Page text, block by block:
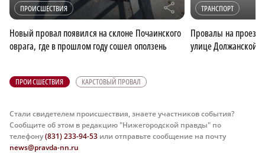
ПРОИСШЕСТВИЯ r
Новый провал появился на склоне Почаинского
оврага, где в прошлом году сошел оползень
ТРАНСПОРТ
Провалы на
улице Должанской
ПРОИСШЕСТВИЯ КАРСТОВЫЙ ПРОВАЛ
Стали свидетелем происшествия, знаете участников события?
Сообщите об этом в редакцию "Нижегородской правды" по
телефону(831) 233-94-53 или отправьте сообщение на почту
news@pravda-nn.ru